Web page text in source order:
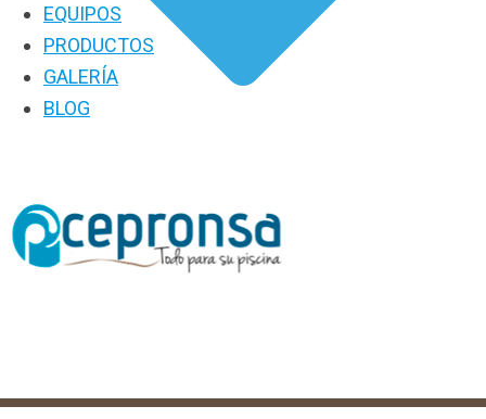
EQUIPOS
PRODUCTOS
GALERÍA
BLOG
PRODUCTOS